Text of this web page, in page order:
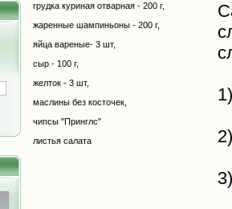
грудка куриная отварная - 200 г,
жаренные шампиньоны - 200 г,
яйца вареные- 3 шт,
сыр - 100 г,
желток - 3 шт,
маслины без косточек,
чипсы "Принглс"
листья салата